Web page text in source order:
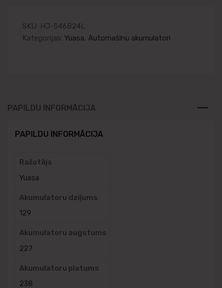
SKU: HJ-S46B24L
Kategorijas: Yuasa, Automašīnu akumulatori
PAPILDU INFORMĀCIJA
PAPILDU INFORMĀCIJA
Ražotājs
Yuasa
Akumulatoru dziļums
129
Akumulatoru augstums
227
Akumulatoru platums
238